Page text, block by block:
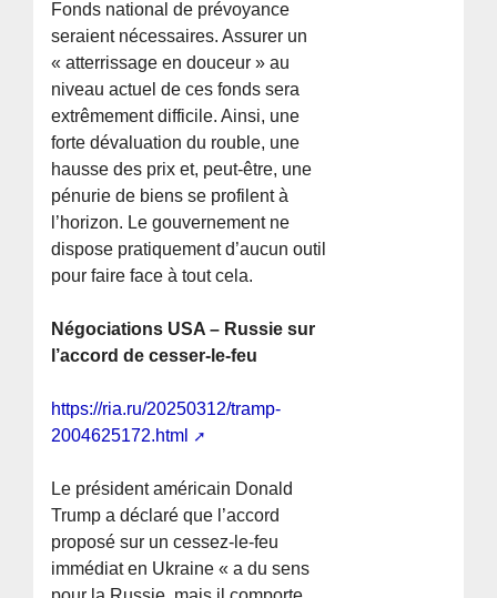
Fonds national de prévoyance
seraient nécessaires. Assurer un
« atterrissage en douceur » au
niveau actuel de ces fonds sera
extrêmement difficile. Ainsi, une
forte dévaluation du rouble, une
hausse des prix et, peut-être, une
pénurie de biens se profilent à
l’horizon. Le gouvernement ne
dispose pratiquement d’aucun outil
pour faire face à tout cela.
Négociations USA – Russie sur
l’accord de cesser-le-feu
https://ria.ru/20250312/tramp-
2004625172.html
Le président américain Donald
Trump a déclaré que l’accord
proposé sur un cessez-le-feu
immédiat en Ukraine « a du sens